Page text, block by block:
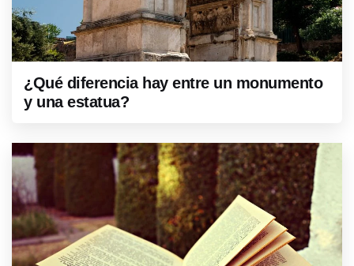
¿Qué diferencia hay entre un monumento
y una estatua?